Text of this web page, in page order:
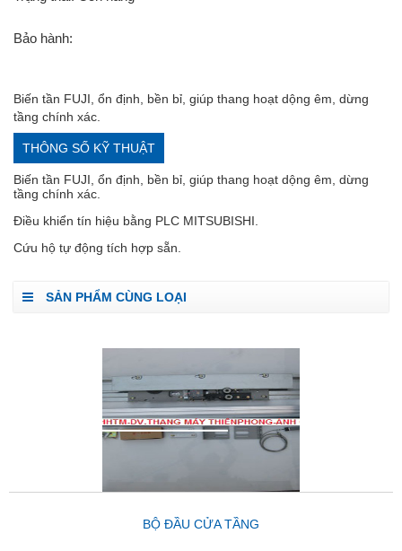
Bảo hành:
Biến tần FUJI, ổn định, bền bỉ, giúp thang hoạt dộng êm, dừng
tầng chính xác.
THÔNG SỐ KỸ THUẬT
Biến tần FUJI, ổn định, bền bỉ, giúp thang hoạt dộng êm, dừng
tầng chính xác.
Điều khiển tín hiệu bằng PLC MITSUBISHI.
Cứu hộ tự động tích hợp sẵn.
SẢN PHẨM CÙNG LOẠI
BỘ ĐẦU CỬA TẦNG